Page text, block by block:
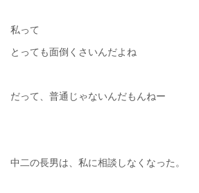
私って
とっても面倒くさいんだよね
だって、普通じゃないんだもんねー
中二の長男は、私に相談しなくなった。